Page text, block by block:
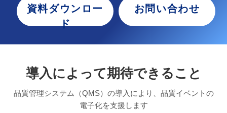
資料ダウンロー
ド
お問い合わせ
導入によって期待できること
品質管理システム（QMS）の導入により、品質イベントの
電子化を支援します